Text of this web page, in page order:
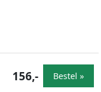
156,- Bestel »